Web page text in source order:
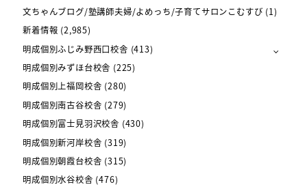
文ちゃんブログ/塾講師夫婦/よめっち/子育てサロンこむすび (1)
新着情報 (2,985)
明成個別ふじみ野西口校舎 (413)
明成個別みずほ台校舎 (225)
明成個別上福岡校舎 (280)
明成個別南古谷校舎 (279)
明成個別富士見羽沢校舎 (430)
明成個別新河岸校舎 (319)
明成個別朝霞台校舎 (315)
明成個別水谷校舎 (476)